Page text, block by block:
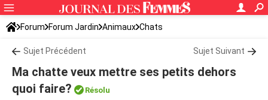
Forum Forum Jardin Animaux Chats
Sujet Précédent Sujet Suivant
Ma chatte veux mettre ses petits dehors
quoi faire?
Résolu